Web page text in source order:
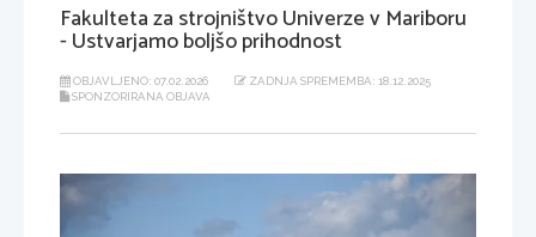
Fakulteta za strojništvo Univerze v Mariboru
- Ustvarjamo boljšo prihodnost
OBJAVLJENO: 07.02.2026
ZADNJA SPREMEMBA: 18.12.2025
SPONZORIRANA OBJAVA